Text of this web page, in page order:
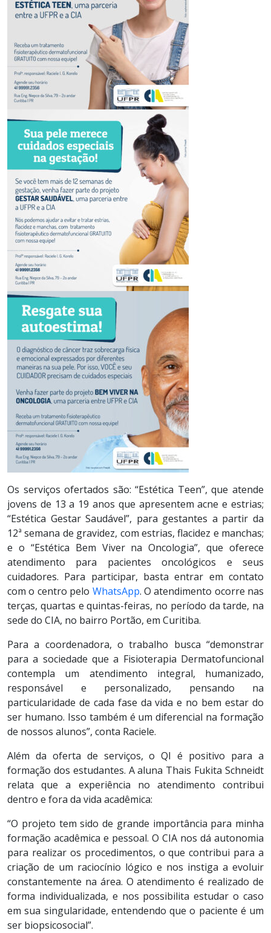
Os serviços ofertados são: “Estética Teen”, que atende
jovens de 13 a 19 anos que apresentem acne e estrias;
“Estética Gestar Saudável”, para gestantes a partir da
12ª semana de gravidez, com estrias, flacidez e manchas;
e o “Estética Bem Viver na Oncologia”, que oferece
atendimento para pacientes oncológicos e seus
cuidadores. Para participar, basta entrar em contato
com o centro pelo WhatsApp. O atendimento ocorre nas
terças, quartas e quintas-feiras, no período da tarde, na
sede do CIA, no bairro Portão, em Curitiba.
Para a coordenadora, o trabalho busca “demonstrar
para a sociedade que a Fisioterapia Dermatofuncional
contempla um atendimento integral, humanizado,
responsável e personalizado, pensando na
particularidade de cada fase da vida e no bem estar do
ser humano. Isso também é um diferencial na formação
de nossos alunos”, conta Raciele.
Além da oferta de serviços, o QI é positivo para a
formação dos estudantes. A aluna Thais Fukita Schneidt
relata que a experiência no atendimento contribui
dentro e fora da vida acadêmica:
“O projeto tem sido de grande importância para minha
formação acadêmica e pessoal. O CIA nos dá autonomia
para realizar os procedimentos, o que contribui para a
criação de um raciocínio lógico e nos instiga a evoluir
constantemente na área. O atendimento é realizado de
forma individualizada, e nos possibilita estudar o caso
em sua singularidade, entendendo que o paciente é um
ser biopsicosocial”.